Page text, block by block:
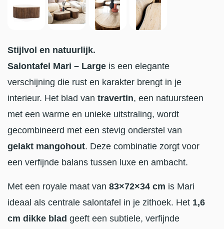
Stijlvol en natuurlijk.
Salontafel Mari – Large is een elegante
verschijning die rust en karakter brengt in je
interieur. Het blad van travertin, een natuursteen
met een warme en unieke uitstraling, wordt
gecombineerd met een stevig onderstel van
gelakt mangohout. Deze combinatie zorgt voor
een verfijnde balans tussen luxe en ambacht.
Met een royale maat van 83×72×34 cm is Mari
ideaal als centrale salontafel in je zithoek. Het 1,6
cm dikke blad geeft een subtiele, verfijnde